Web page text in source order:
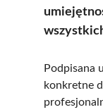
Podpisana
konkretne